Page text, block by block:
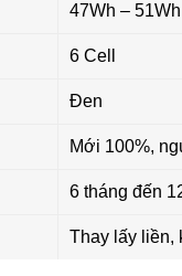
47Wh –
6 Cell
Đen
Mới 100%,
6 tháng đến
Thay lấy liền,